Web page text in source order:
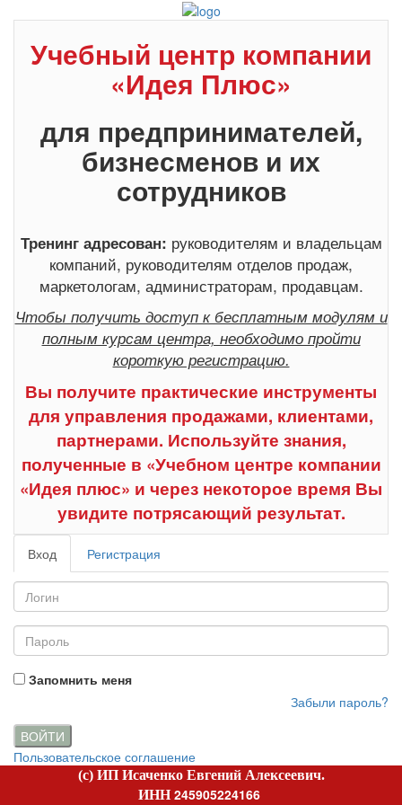
Учебный центр компании
«Идея Плюс»
для предпринимателей,
бизнесменов и их
сотрудников
Тренинг адресован: руководителям и владельцам
компаний, руководителям отделов продаж,
маркетологам, администраторам, продавцам.
Чтобы получить доступ к бесплатным модулям и
полным курсам центра, необходимо пройти
короткую регистрацию.
Вы получите практические инструменты
для управления продажами, клиентами,
партнерами. Используйте знания,
полученные в «Учебном центре компании
«Идея плюс» и через некоторое время Вы
увидите потрясающий результат.
Вход Регистрация
Запомнить меня
Забыли пароль?
ВОЙТИ
Пользовательское соглашение
(c) ИП Исаченко Евгений Алексеевич.
ИНН245905224166